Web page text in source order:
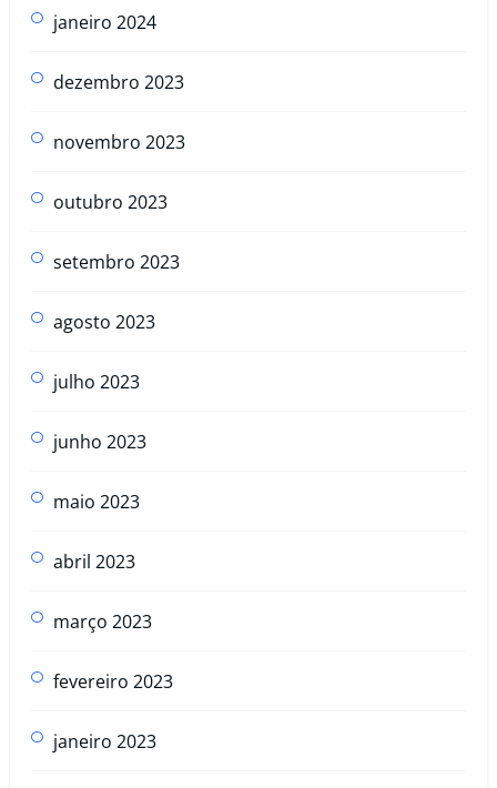
janeiro 2024
dezembro 2023
novembro 2023
outubro 2023
setembro 2023
agosto 2023
julho 2023
junho 2023
maio 2023
abril 2023
março 2023
fevereiro 2023
janeiro 2023